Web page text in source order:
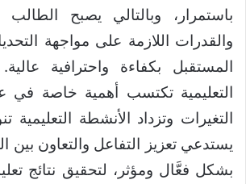
باستمرار، وبالتالي يصبح الطالب
والقدرات اللازمة على مواجهة
المستقبل بكفاءة واحترافية
التعليمية تكتسب أهمية خاصة في
التغيرات وتزداد الأنشطة التعليمية
يستدعي تعزيز التفاعل والتعاون بين
بشكل فعَّال ومؤثر، لتحقيق نتائج